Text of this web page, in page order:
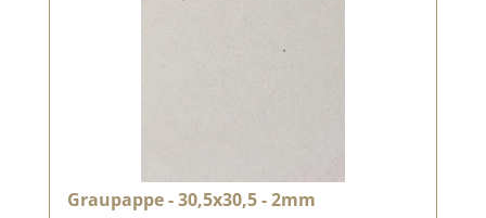
Graupappe - 30,5x30,5 - 2mm